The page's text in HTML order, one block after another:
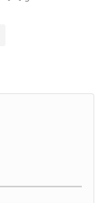
malzemelerdir.